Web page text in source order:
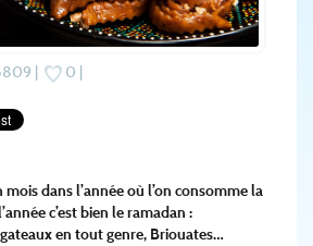
| 0 |
dans l’année où l’on consomme la
c’est bien le ramadan :
en tout genre, Briouates…